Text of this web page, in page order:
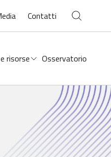
Contatti
Open
search
risorse Osservatorio